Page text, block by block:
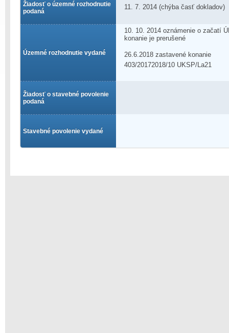
Žiadosť o územné rozhodnutie
podaná
11. 7. 2014 (chýba časť dokladov)
Územné rozhodnutie vydané
10. 10. 2014 oznámenie o začatí
konanie je prerušené
26.6.2018 zastavené konanie
403/20172018/10 UKSP/La21
Žiadosť o stavebné povolenie
podaná
Stavebné povolenie vydané